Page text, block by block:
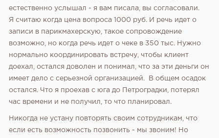
135 9 1
Конференции августа 2026: лучшие мероприятия месяца
для бизнеса,...
естественно услышал - я вам писала, вы согласовали.
Я считаю когда цена вопроса 1000 руб. И речь идет о
записи в парикмахерскую, такое сопровождение
возможно, но когда речь идет о чеке в 350 тыс. Нужно
нормально координировать встречу, чтобы клиент
доехал, остался доволен и понимал, что за эти деньги он
имеет дело с серьезной организацией.
В общем осадок
остался. Что я проехав с юга до Петроградки, потерял
час времени и не получил, то что планировал.
Никогда не устану повторять своим сотрудникам, что
если есть возможность позвонить - мы звоним! Но